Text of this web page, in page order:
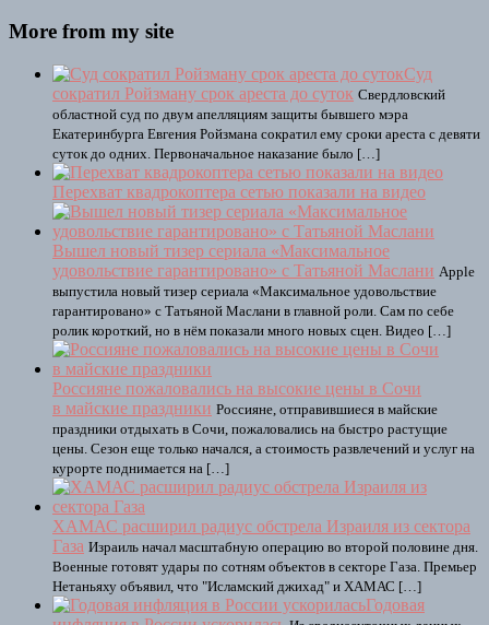
More from my site
Суд
сократил Ройзману срок ареста до суток Свердловский
областной суд по двум апелляциям защиты бывшего мэра
Екатеринбурга Евгения Ройзмана сократил ему сроки ареста с девяти
суток до одних. Первоначальное наказание было […]
Перехват квадрокоптера сетью показали на видео
Вышел новый тизер сериала «Максимальное
удовольствие гарантировано» с Татьяной Маслани Apple
выпустила новый тизер сериала «Максимальное удовольствие
гарантировано» с Татьяной Маслани в главной роли. Сам по себе
ролик короткий, но в нём показали много новых сцен. Видео […]
Россияне пожаловались на высокие цены в Сочи
в майские праздники Россияне, отправившиеся в майские
праздники отдыхать в Сочи, пожаловались на быстро растущие
цены. Сезон еще только начался, а стоимость развлечений и услуг на
курорте поднимается на […]
ХАМАС расширил радиус обстрела Израиля из сектора
Газа Израиль начал масштабную операцию во второй половине дня.
Военные готовят удары по сотням объектов в секторе Газа. Премьер
Нетаньяху объявил, что "Исламский джихад" и ХАМАС […]
Годовая